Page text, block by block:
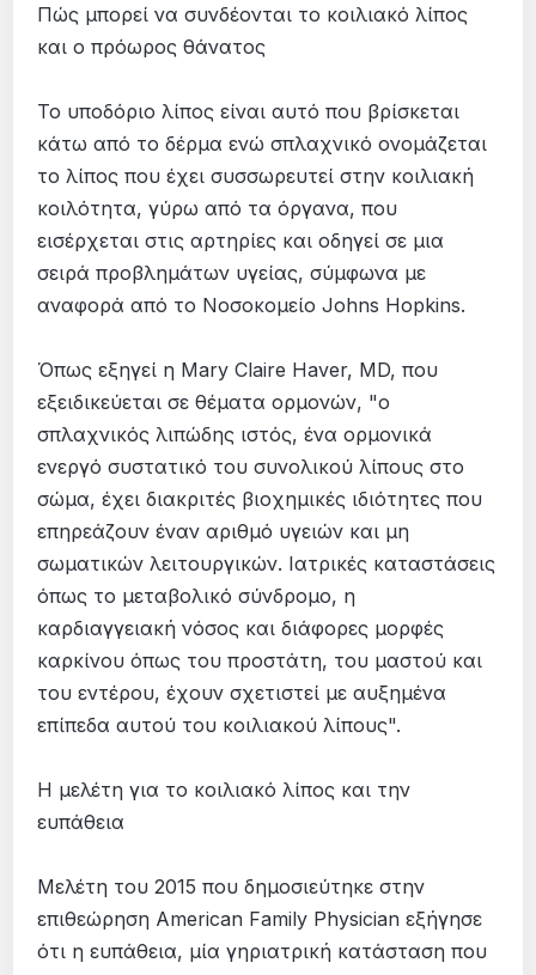
Πώς μπορεί να συνδέονται το κοιλιακό λίπος
και ο πρόωρος θάνατος
Το υποδόριο λίπος είναι αυτό που βρίσκεται
κάτω από το δέρμα ενώ σπλαχνικό ονομάζεται
το λίπος που έχει συσσωρευτεί στην κοιλιακή
κοιλότητα, γύρω από τα όργανα, που
εισέρχεται στις αρτηρίες και οδηγεί σε μια
σειρά προβλημάτων υγείας, σύμφωνα με
αναφορά από το Νοσοκομείο Johns Hopkins.
Όπως εξηγεί η Mary Claire Haver, MD, που
εξειδικεύεται σε θέματα ορμονών, "ο
σπλαχνικός λιπώδης ιστός, ένα ορμονικά
ενεργό συστατικό του συνολικού λίπους στο
σώμα, έχει διακριτές βιοχημικές ιδιότητες που
επηρεάζουν έναν αριθμό υγειών και μη
σωματικών λειτουργικών. Ιατρικές καταστάσεις
όπως το μεταβολικό σύνδρομο, η
καρδιαγγειακή νόσος και διάφορες μορφές
καρκίνου όπως του προστάτη, του μαστού και
του εντέρου, έχουν σχετιστεί με αυξημένα
επίπεδα αυτού του κοιλιακού λίπους".
Η μελέτη για το κοιλιακό λίπος και την
ευπάθεια
Μελέτη του 2015 που δημοσιεύτηκε στην
επιθεώρηση American Family Physician εξήγησε
ότι η ευπάθεια, μία γηριατρική κατάσταση που